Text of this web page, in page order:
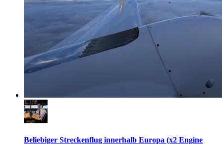
Beliebiger Streckenflug innerhalb Europa (x2 Engine